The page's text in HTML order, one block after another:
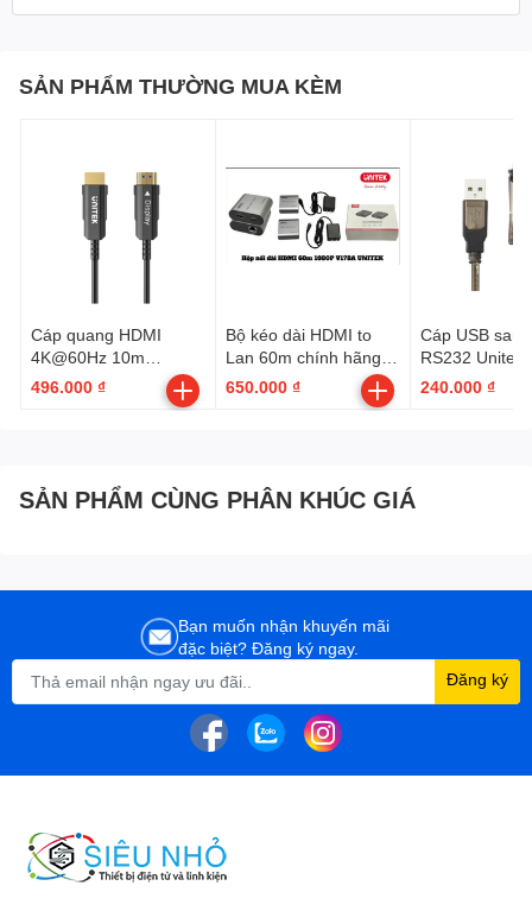
pháp lý tưởng cho các công trình, dự án, giải trí tại gia...
SẢN PHẨM THƯỜNG MUA KÈM
Cáp quang HDMI
4K@60Hz 10m
UNITEK C11072BK
496.000 ₫
Bộ kéo dài HDMI to
Lan 60m chính hãng
Unitek V178A
650.000 ₫
Cáp USB
RS232 Unitek
(dùng cho cân
240.000 ₫
SẢN PHẨM CÙNG PHÂN KHÚC GIÁ
Bạn muốn nhận khuyến mãi
đặc biệt? Đăng ký ngay.
Đăng ký